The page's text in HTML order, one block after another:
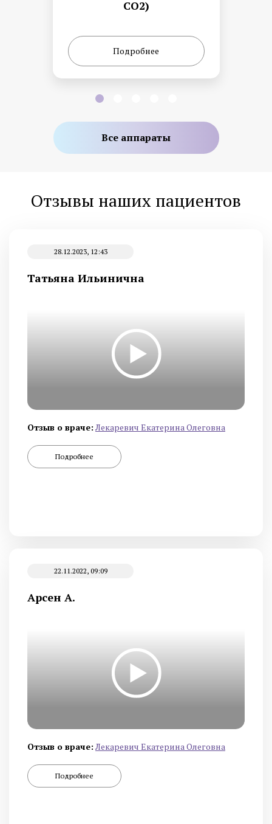
CO2)
Подробнее
Все аппараты
Отзывы наших пациентов
28.12.2023, 12:43
Татьяна Ильинична
Отзыв о враче: Лекаревич Екатерина Олеговна
Подробнее
22.11.2022, 09:09
Арсен А.
Отзыв о враче: Лекаревич Екатерина Олеговна
Подробнее